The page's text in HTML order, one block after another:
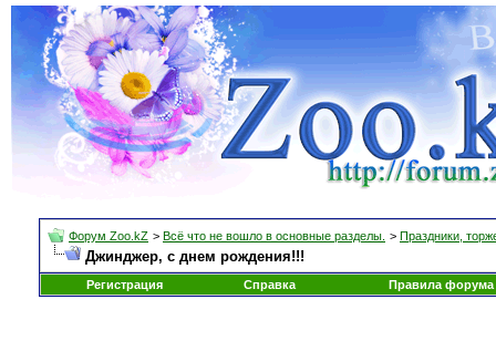
Форум Zoo.kZ > Всё что не вошло в основные разделы. > Праздники,
Джинджер, с днем рождения!!!
Регистрация Справка Правила форума